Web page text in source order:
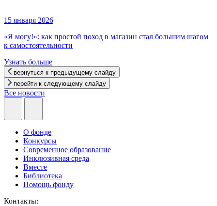
15 января 2026
«Я могу!»: как простой поход в магазин стал большим шагом
к самостоятельности
Узнать больше
вернуться к предыдущему слайду
перейти к следующему слайду
Все новости
О фонде
Конкурсы
Современное образование
Инклюзивная среда
Вместе
Библиотека
Помощь фонду
Контакты: